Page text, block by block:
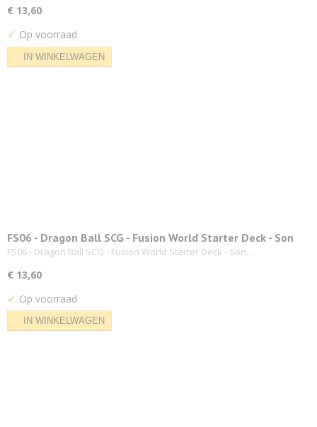
€ 13,60
✓ Op voorraad
IN WINKELWAGEN
FS06 - Dragon Ball SCG - Fusion World Starter Deck - Son
Goku (Mini)
FS06 - Dragon Ball SCG - Fusion World Starter Deck - Son…
€ 13,60
✓ Op voorraad
IN WINKELWAGEN